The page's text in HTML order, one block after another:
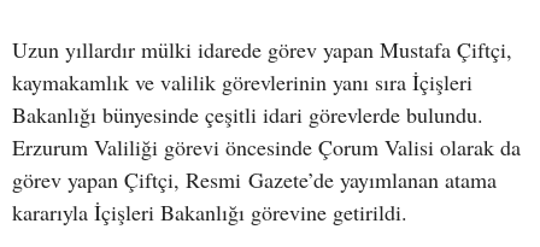
Uzun yıllardır mülki idarede görev yapan Mustafa Çiftçi,
kaymakamlık ve valilik görevlerinin yanı sıra İçişleri
Bakanlığı bünyesinde çeşitli idari görevlerde bulundu.
Erzurum Valiliği görevi öncesinde Çorum Valisi olarak da
görev yapan Çiftçi, Resmi Gazete’de yayımlanan atama
kararıyla İçişleri Bakanlığı görevine getirildi.